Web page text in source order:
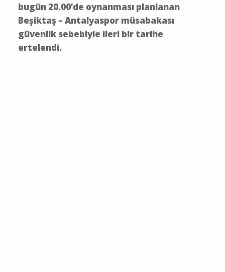
bugün 20.00’de oynanması planlanan
Beşiktaş – Antalyaspor müsabakası
güvenlik sebebiyle ileri bir tarihe
ertelendi.